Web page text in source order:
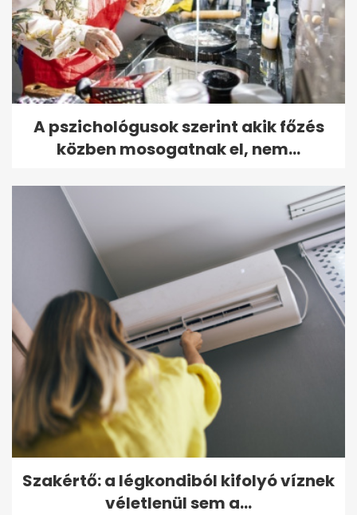
A pszichológusok szerint akik főzés
közben mosogatnak el, nem...
Szakértő: a légkondiból kifolyó víznek
véletlenül sem a...